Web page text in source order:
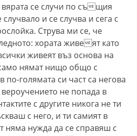
се случи по същия
и се случва и сега с
Струва ми се, че
хората живеят като
живеят въз основа на
нямат нищо общо с
по-голямата си част са негова
не попада в
с другите никога не ти
с него, и ти самият в
няма нужда да се справяш с